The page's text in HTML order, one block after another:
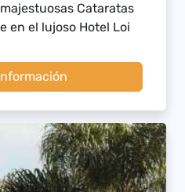
Cataratas
en el lujoso Hotel Loi